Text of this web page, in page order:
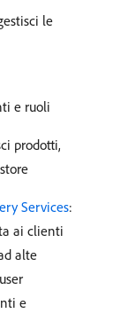
le
e ruoli
prodotti,
Services:
ai clienti
alte
e